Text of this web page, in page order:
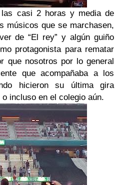
casi 2 horas y media de
músicos que se marchasen,
de “El rey” y algún guiño
protagonista para rematar
que nosotros por lo general
que acompañaba a los
hicieron su última gira
incluso en el colegio aún.